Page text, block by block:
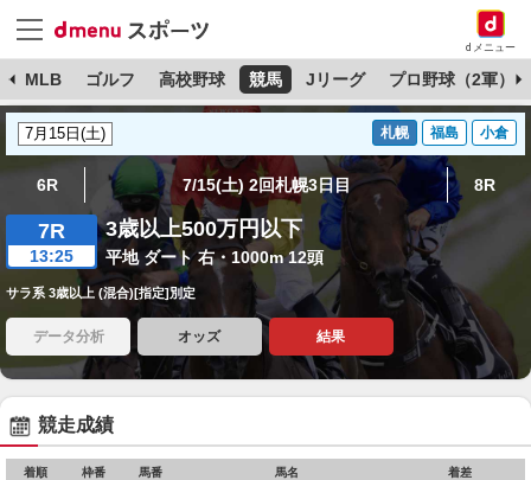
dメニュー
MLB ゴルフ 高校野球 競馬 Jリーグ プロ野球（2軍）
札幌 福島 小倉
6R 7/15(土) 2回札幌3日目 8R
7R
13:25
3歳以上500万円以下
平地 ダート 右・1000m 12頭
サラ系 3歳以上 (混合)[指定]別定
データ分析 オッズ 結果
競走成績
着順 枠番 馬番 馬名 着差